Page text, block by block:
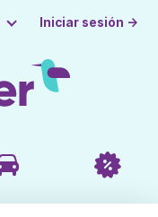
Iniciar sesión →